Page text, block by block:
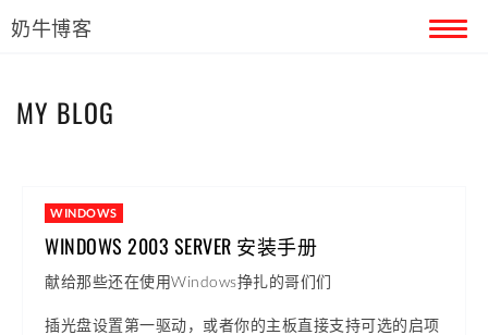
奶牛博客
MY BLOG
WINDOWS
WINDOWS 2003 SERVER 安装手册
献给那些还在使用Windows挣扎的哥们们
插光盘设置第一驱动，或者你的主板直接支持可选的启项